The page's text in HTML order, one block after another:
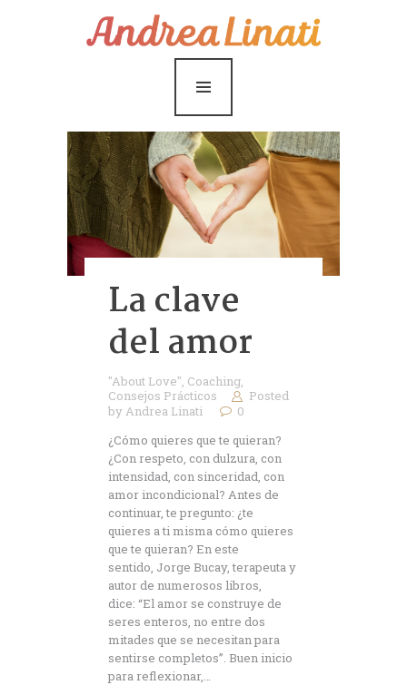
¿Cómo funciona?
Servicios
Coaching Gratis
Conóceme
Contáctame
Blog
La clave
del amor
"About Love" Coaching
Consejos Prácticos
Posted
by Andrea Linati
0
¿Cómo quieres que te quieran?
¿Con respeto, con dulzura, con
intensidad, con sinceridad, con
amor incondicional? Antes de
continuar, te pregunto: ¿te
quieres a ti misma cómo quieres
que te quieran? En este
sentido, Jorge Bucay, terapeuta y
autor de numerosos libros,
dice: “El amor se construye de
seres enteros, no entre dos
mitades que se necesitan para
sentirse completos”. Buen inicio
para reflexionar,…